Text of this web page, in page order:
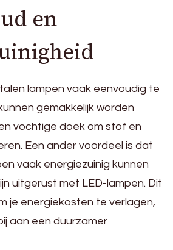
en
lampen vaak eenvoudig te
gemakkelijk worden
vochtige doek om stof en
Een ander voordeel is dat
vaak energiezuinig kunnen
uitgerust met LED-lampen. Dit
je energiekosten te verlagen,
aan een duurzamer